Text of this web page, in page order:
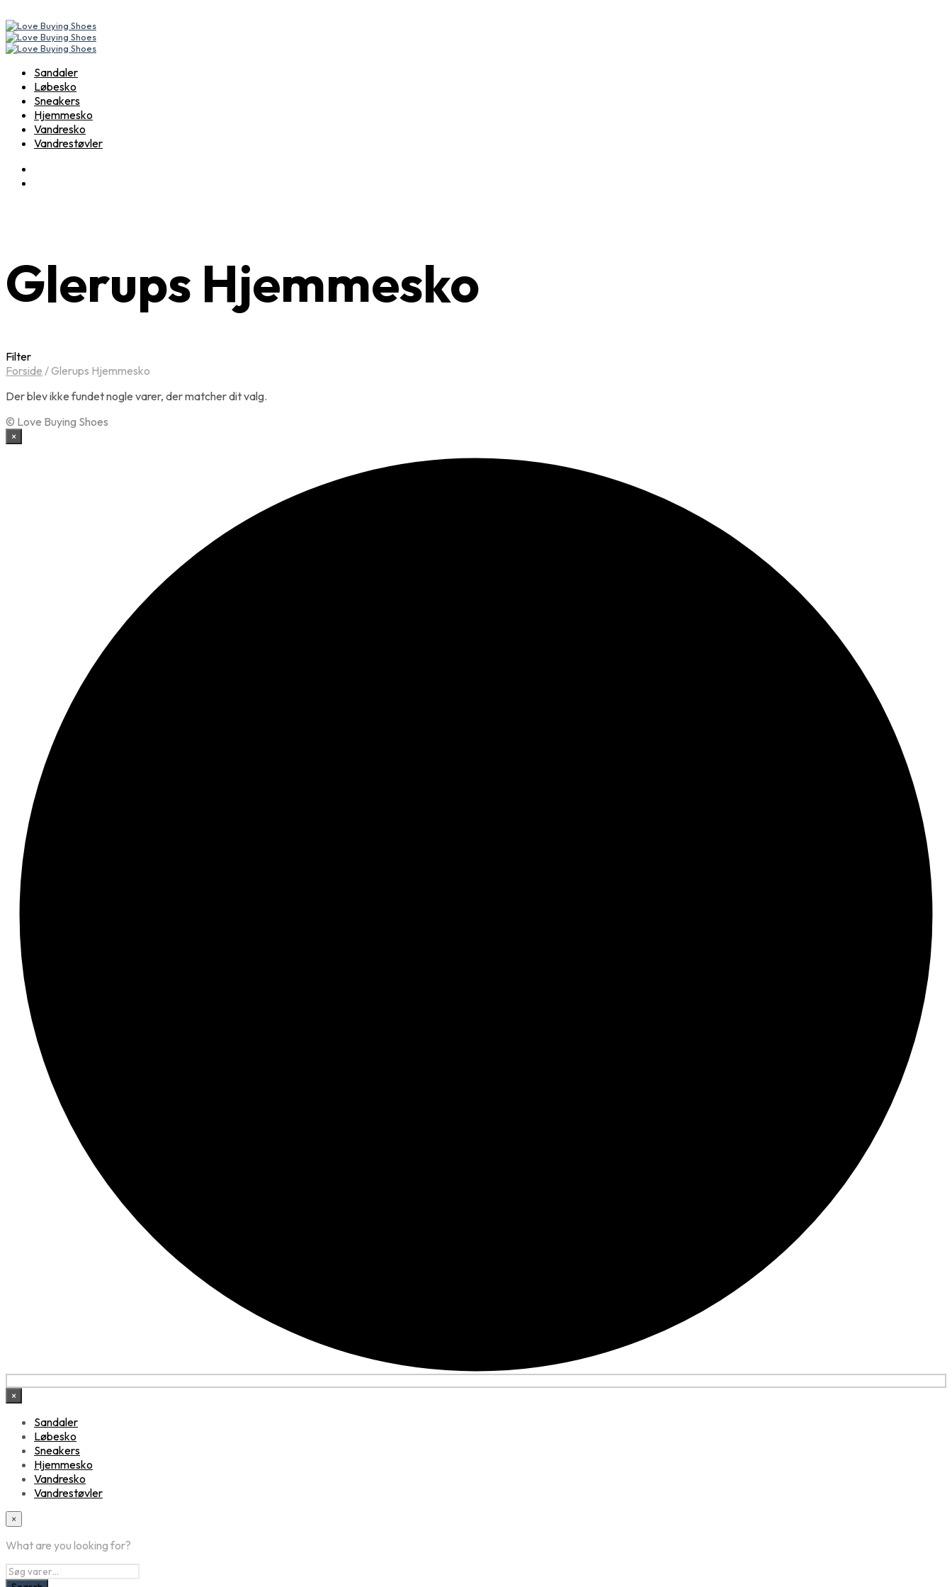
Sandaler
Løbesko
Sneakers
Hjemmesko
Vandresko
Vandrestøvler
Glerups Hjemmesko
Filter
Forside /Glerups Hjemmesko
Der blev ikke fundet nogle varer, der matcher dit valg.
© Love Buying Shoes
×
×
Sandaler
Løbesko
Sneakers
Hjemmesko
Vandresko
Vandrestøvler
×
What are you looking for?